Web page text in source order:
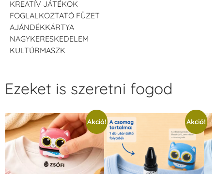
KREATÍV JÁTÉKOK
FOGLALKOZTATÓ FÜZET
AJÁNDÉKKÁRTYA
NAGYKERESKEDELEM
KULTÚRMASZK
Ezeket is szeretni fogod
Akció! Akció!